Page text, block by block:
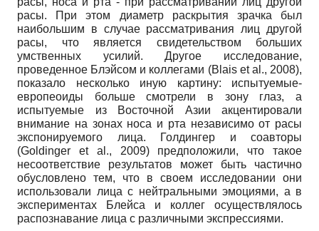
расы. При этом диаметр раскрытия зрачка был
наибольшим в случае рассматривания лиц другой
расы, что является свидетельством больших
умственных усилий. Другое исследование,
проведенное Блэйсом и коллегами (Blais et al .,2008),
показало несколько иную картину: испытуемые-
европеоиды больше смотрели в зону глаз, а
испытуемые из Восточной Азии акцентировали
внимание на зонах носа и рта независимо от расы
экспонируемого лица. Голдингер и соавторы
(Goldinger et al ., 2009) предположили, что такое
несоответствие результатов может быть частично
обусловлено тем, что в своем исследовании они
использовали лица с нейтральными эмоциями, а в
экспериментах Блейса и коллег осуществлялось
распознавание лица с различными экспрессиями.